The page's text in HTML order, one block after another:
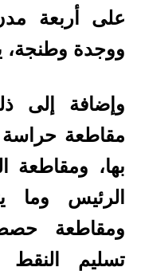
على أربعة
ووجدة وطنجة، يوم 28
وإضافة إلى
مقاطعة حراسة
بها، ومقاطعة
الرئيس وما
ومقاطعة
تسليم النقط